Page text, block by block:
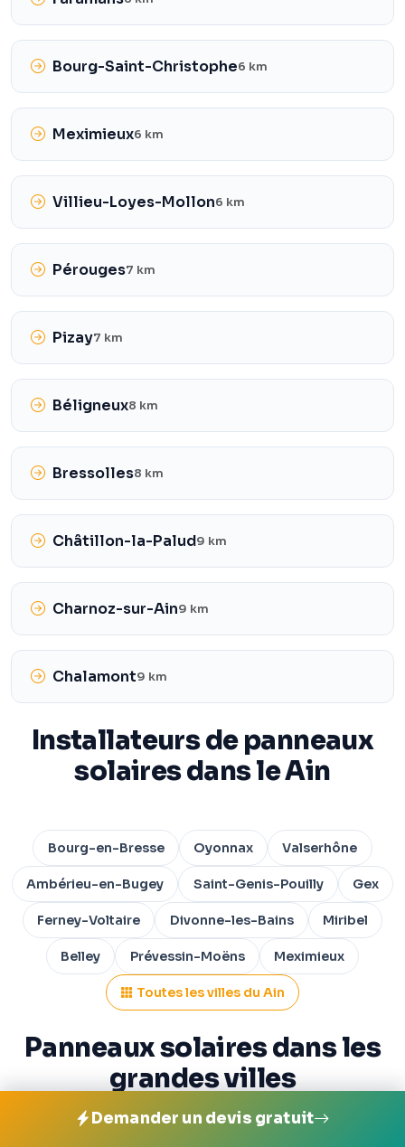
Bourg-Saint-Christophe6 km
Meximieux6 km
Villieu-Loyes-Mollon6 km
Pérouges7 km
Pizay7 km
Béligneux8 km
Bressolles8 km
Châtillon-la-Palud9 km
Charnoz-sur-Ain9 km
Chalamont9 km
Installateurs de panneaux
solaires dans le Ain
Bourg-en-Bresse Oyonnax Valserhône
Ambérieu-en-Bugey Saint-Genis-Pouilly Gex
Ferney-Voltaire Divonne-les-Bains Miribel
Belley Prévessin-Moëns Meximieux
Toutes les villes du Ain
Panneaux solaires dans les
grandes villes
Demander un devis gratuit